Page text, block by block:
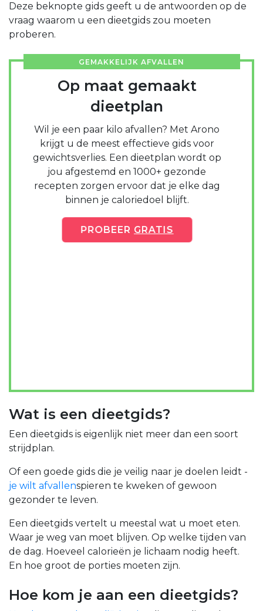
Deze beknopte gids geeft u de antwoorden op de
vraag waarom u een dieetgids zou moeten
proberen.
GEMAKKELIJK AFVALLEN
Op maat gemaakt
dieetplan
Wil je een paar kilo afvallen? Met Arono
krijgt u de meest effectieve gids voor
gewichtsverlies. Een dieetplan wordt op
jou afgestemd en 1000+ gezonde
recepten zorgen ervoor dat je elke dag
binnen je caloriedoel blijft.
PROBEER GRATIS
Wat is een dieetgids?
Een dieetgids is eigenlijk niet meer dan een soort
strijdplan.
Of een goede gids die je veilig naar je doelen leidt -
je wilt afvallenspieren te kweken of gewoon
gezonder te leven.
Een dieetgids vertelt u meestal wat u moet eten.
Waar je weg van moet blijven. Op welke tijden van
de dag. Hoeveel calorieën je lichaam nodig heeft.
En hoe groot de porties moeten zijn.
Hoe kom je aan een dieetgids?